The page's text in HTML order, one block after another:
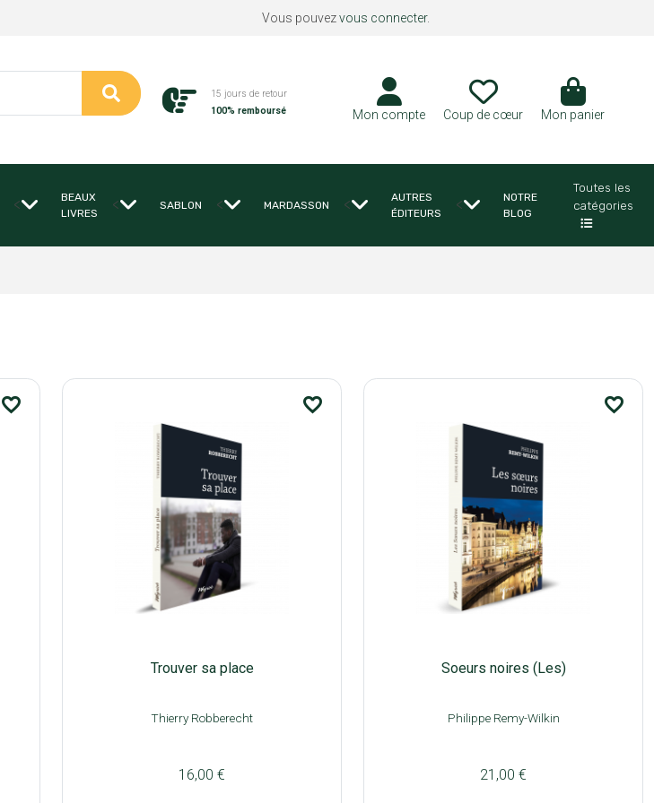
Vous pouvezvous connecter.
15 jours de retour
100% remboursé
Mon compte Coup de cœur Mon panier
<
BEAUX
LIVRES
< SABLON < MARDASSON <
AUTRES
ÉDITEURS
<
NOTRE
BLOG
Toutes les
catégories
favorite_border favorite_border
Trouver sa place
Thierry Robberecht
16,00 €
favorite_border
Soeurs noires (Les)
Philippe Remy-Wilkin
21,00 €